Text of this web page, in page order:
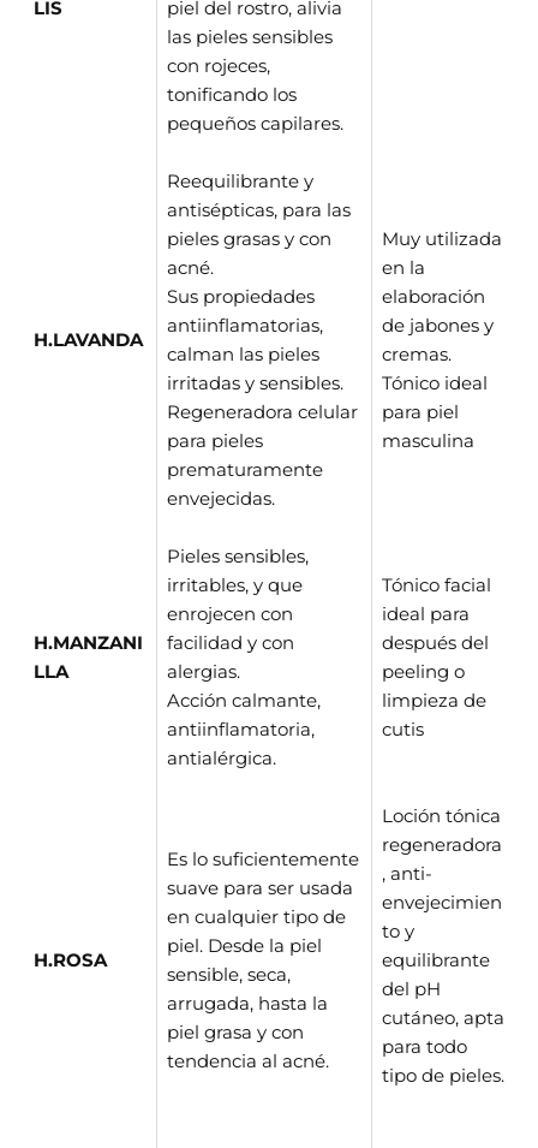
LIS
piel del rostro, alivia
las pieles sensibles
con rojeces,
tonificando los
pequeños capilares.
H.LAVANDA
Reequilibrante y
antisépticas, para las
pieles grasas y con
acné.
Sus propiedades
antiinflamatorias,
calman las pieles
irritadas y sensibles.
Regeneradora celular
para pieles
prematuramente
envejecidas.
Muy utilizada
en la
elaboración
de jabones y
cremas.
Tónico ideal
para piel
masculina
H.MANZANI
LLA
Pieles sensibles,
irritables, y que
enrojecen con
facilidad y con
alergias.
Acción calmante,
antiinflamatoria,
antialérgica.
Tónico facial
ideal para
después del
peeling o
limpieza de
cutis
H.ROSA
Es lo suficientemente
suave para ser usada
en cualquier tipo de
piel. Desde la piel
sensible, seca,
arrugada, hasta la
piel grasa y con
tendencia al acné.
Loción tónica
regeneradora
, anti-
envejecimien
to y
equilibrante
del pH
cutáneo, apta
para todo
tipo de pieles.